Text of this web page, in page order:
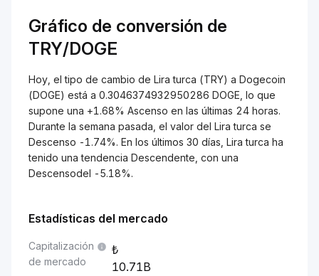
Gráfico de conversión de
TRY/DOGE
Hoy, el tipo de cambio de Lira turca (TRY) a Dogecoin
(DOGE) está a 0.3046374932950286 DOGE, lo que
supone una +1.68% Ascenso en las últimas 24 horas.
Durante la semana pasada, el valor del Lira turca se
Descenso -1.74%. En los últimos 30 días, Lira turca ha
tenido una tendencia Descendente, con una
Descensodel -5.18%.
Estadísticas del mercado
Capitalización
de mercado
10.71B